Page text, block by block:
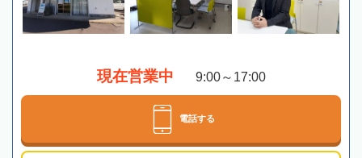
現在営業中 9:00～17:00
電話する